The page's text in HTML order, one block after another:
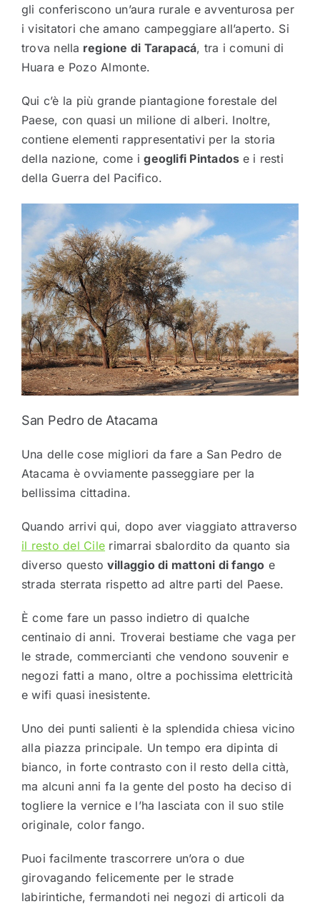
gli conferiscono un’aura rurale e avventurosa per
i visitatori che amano campeggiare all’aperto. Si
trova nella regione di Tarapacá, tra i comuni di
Huara e Pozo Almonte.
Qui c’è la più grande piantagione forestale del
Paese, con quasi un milione di alberi. Inoltre,
contiene elementi rappresentativi per la storia
della nazione, come igeoglifi Pintados e i resti
della Guerra del Pacifico.
San Pedro de Atacama
Una delle cose migliori da fare a San Pedro de
Atacama è ovviamente passeggiare per la
bellissima cittadina.
Quando arrivi qui, dopo aver viaggiato attraverso
il resto del Cile rimarrai sbalordito da quanto sia
diverso questo villaggio di mattoni di fango e
strada sterrata rispetto ad altre parti del Paese.
È come fare un passo indietro di qualche
centinaio di anni. Troverai bestiame che vaga per
le strade, commercianti che vendono souvenir e
negozi fatti a mano, oltre a pochissima elettricità
e wifi quasi inesistente.
Uno dei punti salienti è la splendida chiesa vicino
alla piazza principale. Un tempo era dipinta di
bianco, in forte contrasto con il resto della città,
ma alcuni anni fa la gente del posto ha deciso di
togliere la vernice e l’ha lasciata con il suo stile
originale, color fango.
Puoi facilmente trascorrere un’ora o due
girovagando felicemente per le strade
labirintiche, fermandoti nei negozi di articoli da